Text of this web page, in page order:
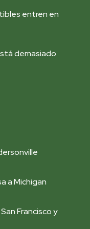
entren en
demasiado
a Michigan
Francisco y